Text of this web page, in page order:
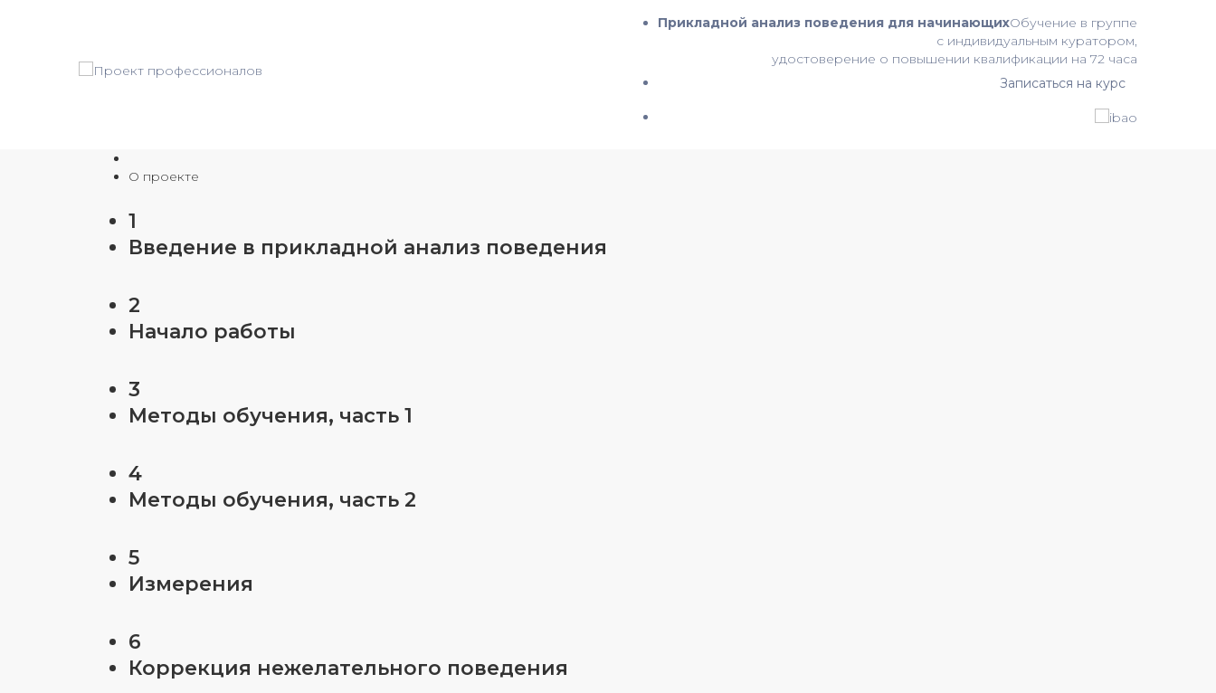
Прикладной анализ поведения для начинающихОбучение в группе
с индивидуальным куратором,
удостоверение о повышении квалификации на 72 часа
Записаться на курс
О проекте
1
Введение в прикладной анализ поведения
2
Начало работы
3
Методы обучения, часть 1
4
Методы обучения, часть 2
5
Измерения
6
Коррекция нежелательного поведения